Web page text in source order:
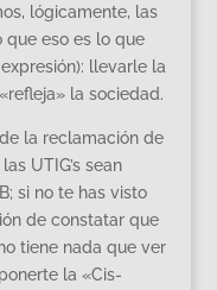
lógicamente, las
que eso es lo que
llevarle la
la sociedad.
la reclamación de
UTIG’s sean
si no te has visto
de constatar que
tiene nada que ver
la «Cis-